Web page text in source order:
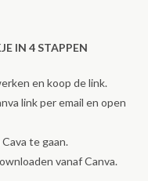
IN 4 STAPPEN
en koop de link.
link per email en open
te gaan.
vanaf Canva.